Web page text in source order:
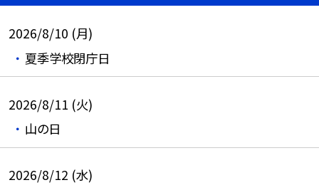
2026/8/10 (月)
夏季学校閉庁日
2026/8/11 (火)
山の日
2026/8/12 (水)